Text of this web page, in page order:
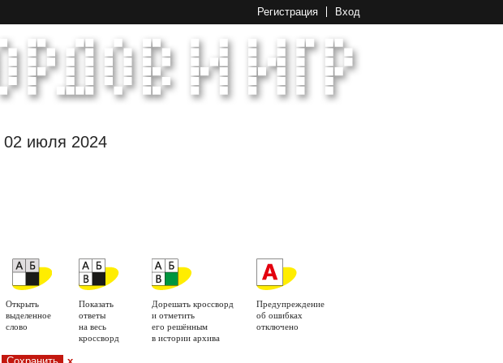
Регистрация Вход
02 июля 2024
Открыть
выделенное
слово
Показать
ответы
на весь
кроссворд
Дорешать кроссворд
и отметить
его решённым
в истории архива
Предупреждение
об ошибках
отключено